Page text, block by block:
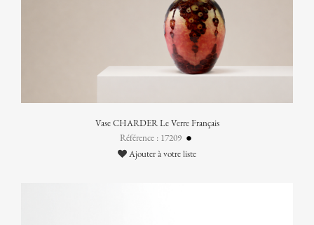
Vase CHARDER Le Verre Français
Référence : 17209
Ajouter à votre liste